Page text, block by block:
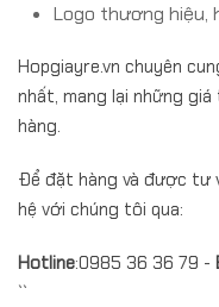
Logo thương hiệu,
Hopgiayre.vn chuyên
nhất, mang lại những
hàng.
Để đặt hàng và được tư
hệ với chúng tôi qua:
Hotline:0985 36 36 79 -
``